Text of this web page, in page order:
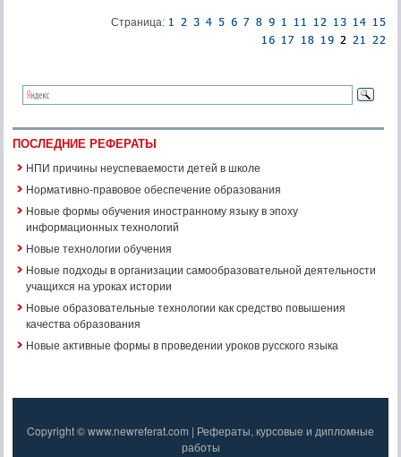
Страница:
ПОСЛЕДНИЕ РЕФЕРАТЫ
НПИ причины неуспеваемости детей в школе
Нормативно-правовое обеспечение образования
Новые формы обучения иностранному языку в эпоху
информационных технологий
Новые технологии обучения
Новые подходы в организации самообразовательной деятельности
учащихся на уроках истории
Новые образовательные технологии как средство повышения
качества образования
Новые активные формы в проведении уроков русского языка
Copyright © www.newreferat.com | Рефераты, курсовые и дипломные
работы